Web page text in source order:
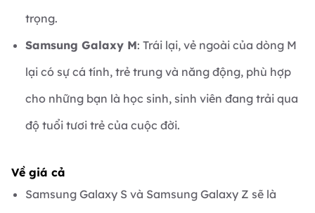
trọng.
Samsung Galaxy M: Trái lại, vẻ ngoài của dòng M
lại có sự cá tính, trẻ trung và năng động, phù hợp
cho những bạn là học sinh, sinh viên đang trải qua
độ tuổi tươi trẻ của cuộc đời.
Về giá cả
Samsung Galaxy S và Samsung Galaxy Z sẽ là